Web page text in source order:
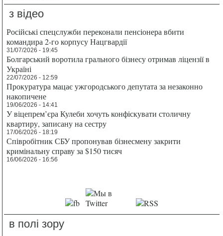
з відео
Російські спецслужби переконали пенсіонера вбити
командира 2-го корпусу Нацгвардії
31/07/2026 - 19:45
Болгарський воротила грального бізнесу отримав ліцензії в
Україні
22/07/2026 - 12:59
Прокуратура мацає ужгородського депутата за незаконно
накопичене
19/06/2026 - 14:41
У віцепрем’єра Кулеби хочуть конфіскувати столичну
квартиру, записану на сестру
17/06/2026 - 18:19
Співробітник СБУ пропонував бізнесмену закрити
кримінальну справу за $150 тисяч
16/06/2026 - 16:56
в полі зору